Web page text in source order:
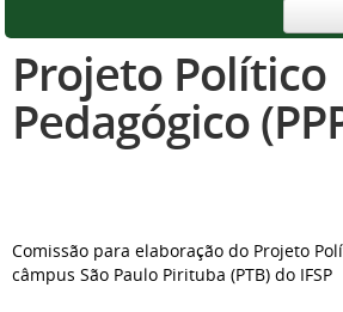
Projeto Político
Pedagógico
Comissão para elaboração do Projeto
câmpus São Paulo Pirituba (PTB) do IFSP